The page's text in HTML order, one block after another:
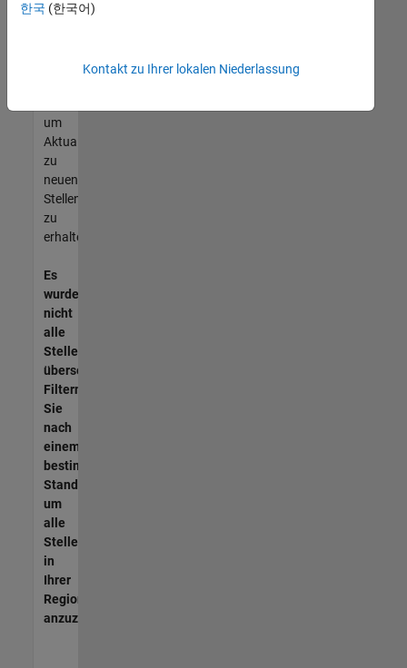
werden
unseres
um
Aktualisierungen
zu
neuen
Stellenangeboten
zu
erhalten.
Es
wurden
nicht
alle
Stellen
übersetzt.
Filtern
Sie
nach
einem
bestimmten
Standort,
um
alle
Stellenangebote
in
Ihrer
Region
anzuzeigen.
한국 (한국어)
Kontakt zu Ihrer lokalen Niederlassung